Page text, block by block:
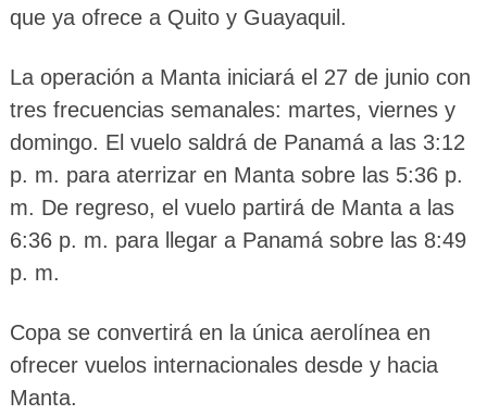
que ya ofrece a Quito y Guayaquil.
La operación a Manta iniciará el 27 de junio con
tres frecuencias semanales: martes, viernes y
domingo. El vuelo saldrá de Panamá a las 3:12
p. m. para aterrizar en Manta sobre las 5:36 p.
m. De regreso, el vuelo partirá de Manta a las
6:36 p. m. para llegar a Panamá sobre las 8:49
p. m.
Copa se convertirá en la única aerolínea en
ofrecer vuelos internacionales desde y hacia
Manta.